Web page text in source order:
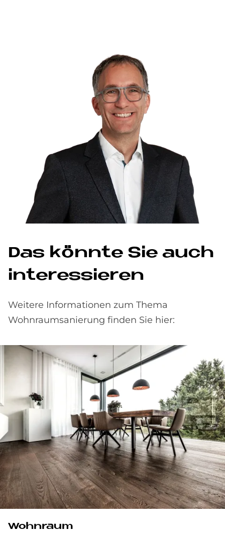
Das könnte Sie auch
interessieren
Weitere Informationen zum Thema
Wohnraumsanierung finden Sie hier:
Wohnraum